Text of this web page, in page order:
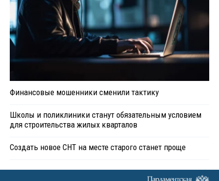
Финансовые мошенники сменили тактику
Школы и поликлиники станут обязательным условием
для строительства жилых кварталов
Создать новое СНТ на месте старого станет проще